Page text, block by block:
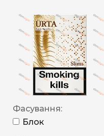
Фасування:
Блок